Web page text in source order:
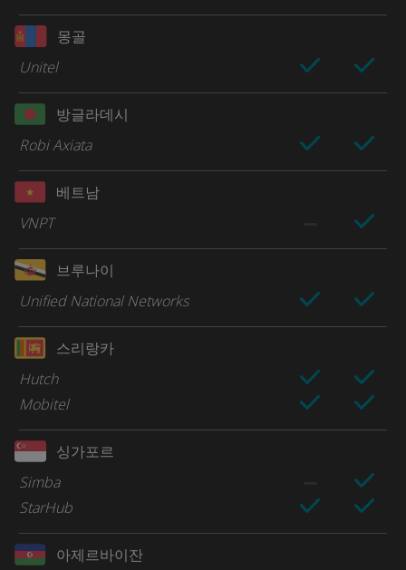
몽골
Unitel
방글라데시
Robi Axiata
베트남
VNPT
브루나이
Unified National Networks
스리랑카
Hutch
Mobitel
싱가포르
Simba
StarHub
아제르바이잔